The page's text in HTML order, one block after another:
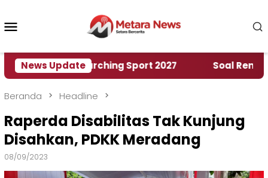
konten
News Update
World Marching Sport 2027 ‎Soal Rencana
Beranda Headline
Raperda Disabilitas Tak Kunjung
Disahkan, PDKK Meradang
08/09/2023